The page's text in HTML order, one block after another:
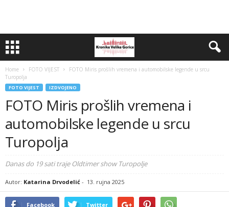
Home FOTO VIJEST
FOTO Miris prošlih vremena i automobilske legende u srcu
Turopolja
FOTO VIJEST IZDVOJENO
FOTO Miris prošlih vremena i
automobilske legende u srcu
Turopolja
Danas do 19 sati traje Oldtimer show Turopolje
Autor: Katarina Drvodelić - 13. rujna 2025
Facebook Twitter